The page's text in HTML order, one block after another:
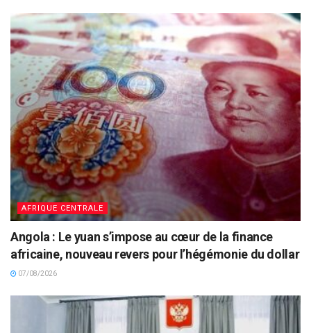
AFRIQUE CENTRALE
Angola : Le yuan s’impose au cœur de la finance
africaine, nouveau revers pour l’hégémonie du dollar
07/08/2026